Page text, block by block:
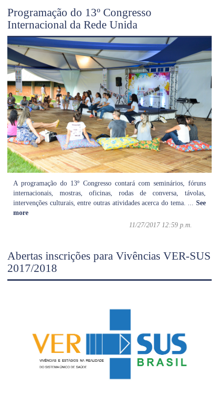
Programação do 13º Congresso
Internacional da Rede Unida
A programação do 13º Congresso contará com seminários, fóruns
internacionais, mostras, oficinas, rodas de conversa, távolas,
intervenções culturais, entre outras atividades acerca do tema. ...See
more
11/27/2017 12:59 p.m.
Abertas inscrições para Vivências VER-SUS
2017/2018